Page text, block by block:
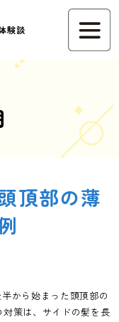
験談
頂部の薄
から始まった頭頂部の
策は、サイドの髪を長